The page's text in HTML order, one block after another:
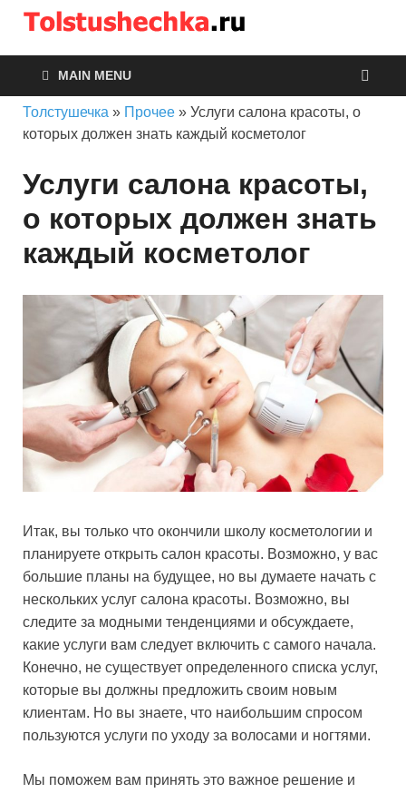
MAIN MENU
Толстушечка » Прочее » Услуги салона красоты, о
которых должен знать каждый косметолог
Услуги салона красоты,
о которых должен знать
каждый косметолог
Итак, вы только что окончили школу косметологии и
планируете открыть салон красоты. Возможно, у вас
большие планы на будущее, но вы думаете начать с
нескольких услуг салона красоты. Возможно, вы
следите за модными тенденциями и обсуждаете,
какие услуги вам следует включить с самого начала.
Конечно, не существует определенного списка услуг,
которые вы должны предложить своим новым
клиентам. Но вы знаете, что наибольшим спросом
пользуются услуги по уходу за волосами и ногтями.
Мы поможем вам принять это важное решение и